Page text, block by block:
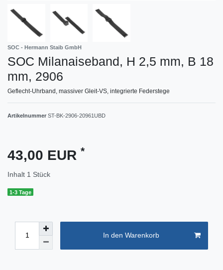
SOC - Hermann Staib GmbH
SOC Milanaiseband, H 2,5 mm, B 18
mm, 2906
Geflecht-Uhrband, massiver Gleit-VS, integrierte Federstege
Artikelnummer ST-BK-2906-20961UBD
43,00 EUR *
Inhalt 1 Stück
1-3 Tage
In den Warenkorb